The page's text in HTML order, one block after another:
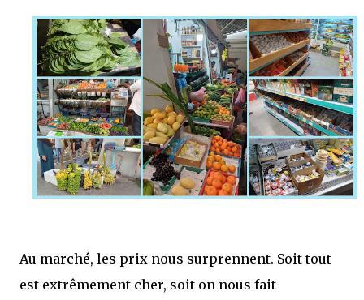
Au marché, les prix nous surprennent. Soit tout
est extrêmement cher, soit on nous fait